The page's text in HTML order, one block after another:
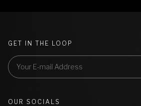
GET IN THE LOOP
OUR SOCIALS